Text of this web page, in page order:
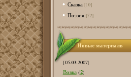
Сказка [10]
Поэзия [52]
Новые материалв
[05.03.2007]
Вовка (2)